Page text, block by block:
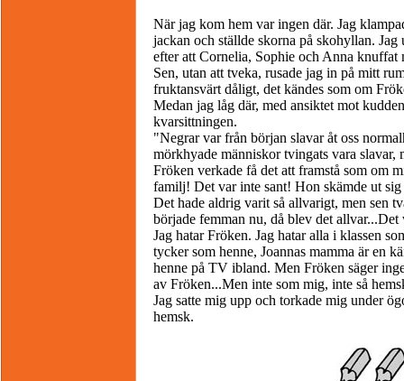
När jag kom hem var ingen där. Jag
jackan och ställde skorna på skohyllan.
efter att Cornelia, Sophie och Anna knuffat
Sen, utan att tveka, rusade jag in på mitt
fruktansvärt dåligt, det kändes som om
Medan jag låg där, med ansiktet mot
kvarsittningen.
"Negrar var från början slavar åt oss
mörkhyade människor tvingats vara
Fröken verkade få det att framstå som om
familj! Det var inte sant! Hon skämde ut
Det hade aldrig varit så allvarigt, men sen
började femman nu, då blev det
Jag hatar Fröken. Jag hatar alla i klassen
tycker som henne, Joannas mamma är en
henne på TV ibland. Men Fröken säger
av Fröken...Men inte som mig, inte så
Jag satte mig upp och torkade mig under
hemsk.